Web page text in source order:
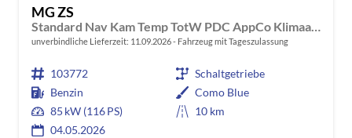
MG ZS
Standard Nav Kam Temp TotW PDC AppCo Klimaaut
unverbindliche Lieferzeit: 11.09.2026 Fahrzeug mit Tageszulassung
103772
Schaltgetriebe
Benzin
Como Blue
85 kW (116 PS)
10 km
04.05.2026